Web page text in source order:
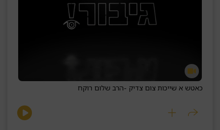
כאטש א שייכות צום צדיק -הרב שלום רוקח